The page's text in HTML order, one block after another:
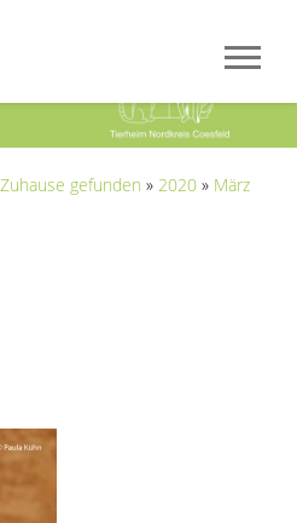
Zuhause gefunden » 2020 » März